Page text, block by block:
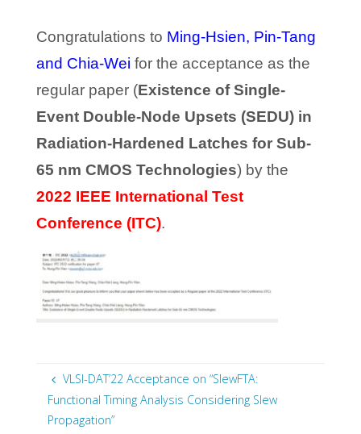
Congratulations to Ming-Hsien, Pin-Tang
and Chia-Wei for the acceptance as the
regular paper (Existence of Single-
Event Double-Node Upsets (SEDU) in
Radiation-Hardened Latches for Sub-
65 nm CMOS Technologies) by the
2022 IEEE International Test
Conference (ITC).
VLSI-DAT’22 Acceptance on “SlewFTA:
Functional Timing Analysis Considering Slew
Propagation”